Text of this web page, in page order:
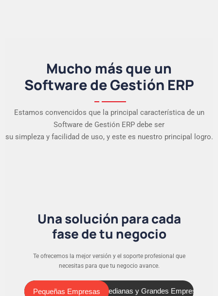
Mucho más que un
Software de Gestión ERP
Estamos convencidos que la principal característica de un
Software de Gestión ERP debe ser
su simpleza y facilidad de uso, y este es nuestro principal logro.
Una solución para cada
fase de tu negocio
Te ofrecemos la mejor versión y el soporte profesional que
necesitas para que tu negocio avance.
Pequeñas Empresas
Pequeñas Empresas Medianas y Grandes Empresas